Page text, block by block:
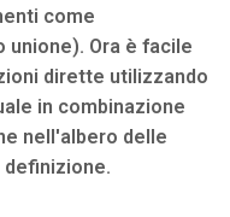
come
Ora è facile
dirette utilizzando
in combinazione
nell'albero delle